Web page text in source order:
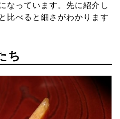
なっています。先に紹介し
比べると細さがわかります
ち